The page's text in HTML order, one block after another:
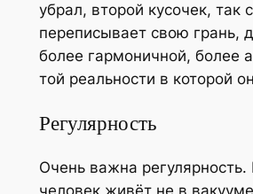
убрал, вто­рой кусо­чек, так
пере­пи­сы­ва­ет свою грань,
более гар­мо­нич­ной, более
той реаль­но­сти в кото­рой
Регулярность
Очень важ­на регу­ляр­ность.
чело­век живёт не в